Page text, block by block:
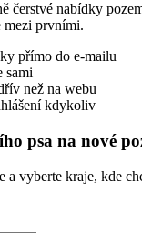
čerstvé nabídky
prvními.
přímo do e-mailu
sami
než na webu
kdykoliv
psa na nové
a vyberte kraje, kde